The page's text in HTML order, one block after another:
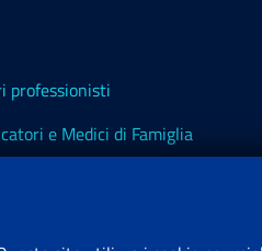
professionisti
e Medici di Famiglia